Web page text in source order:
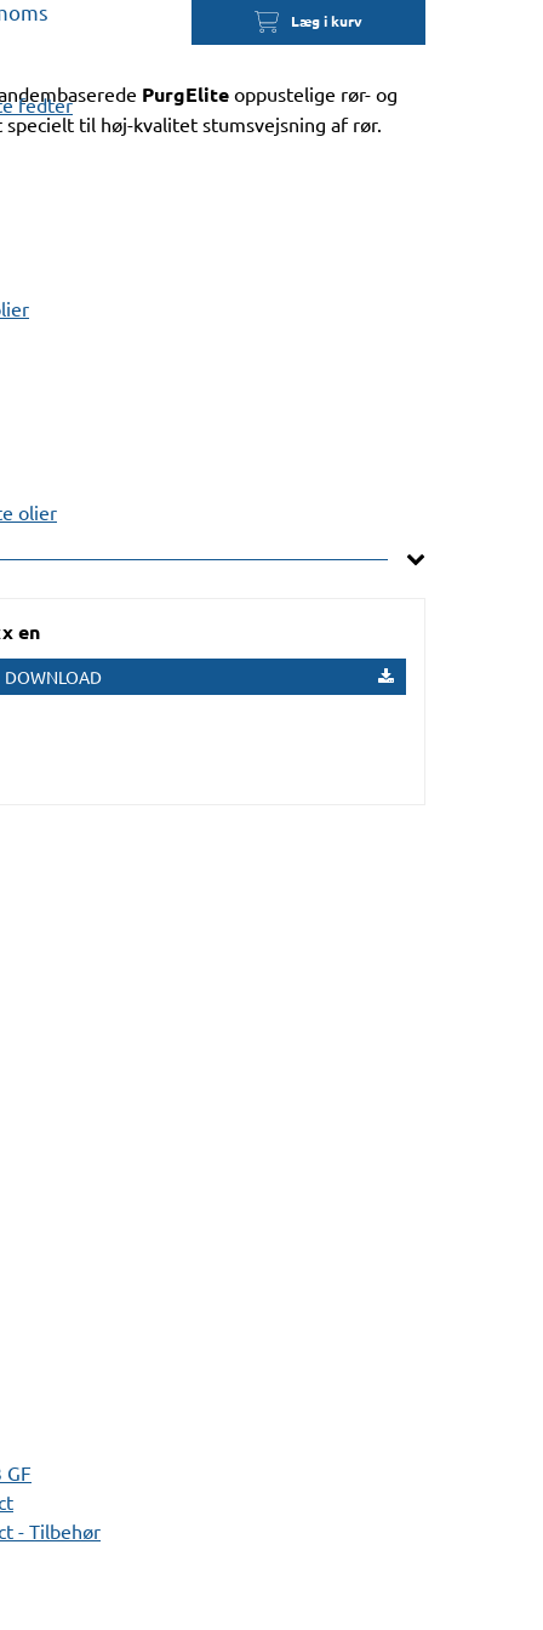
fedter
olier
GF
- Tilbehør
Læg i kurv
PurgElite oppustelige rør- og
til høj-kvalitet stumsvejsning af rør.
en
DOWNLOAD